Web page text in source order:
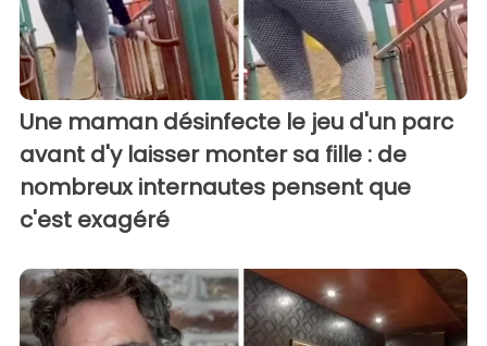
Une maman désinfecte le jeu d'un parc
avant d'y laisser monter sa fille : de
nombreux internautes pensent que
c'est exagéré